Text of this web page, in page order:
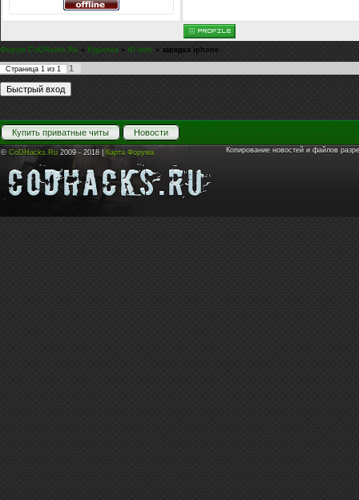
Форум CoDHacks.Ru » Курилка » Hi-tech » зарядка iphone
Страница 1 из 1 1
Купить приватные читы Новости
© CoDHacks.Ru 2009 - 2018 | Карта Форума Копирование новостей и файлов